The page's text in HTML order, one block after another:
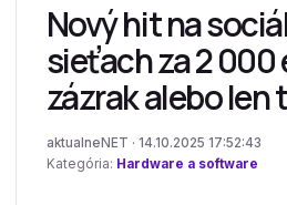
Nový hit na
sieťach za 2 000
zázrak alebo len
aktualneNET · 14.10.2025 17:52:43
Kategória: Hardware a software